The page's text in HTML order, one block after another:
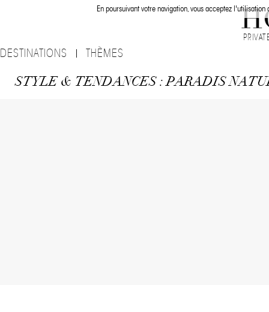
En poursuivant votre navigation, vous acceptez
DESTINATIONS THÈMES
STYLE & TENDANCES : PARADIS